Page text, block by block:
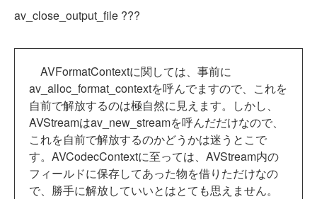
av_close_output_file ???
AVFormatContextに関しては、事前に
av_alloc_format_contextを呼んでますので、これを
自前で解放するのは極自然に見えます。しかし、
AVStreamはav_new_streamを呼んだだけなので、
これを自前で解放するのかどうかは迷うとこで
す。AVCodecContextに至っては、AVStream内の
フィールドに保存してあった物を借りただけなの
で、勝手に解放していいとはとても思えません。